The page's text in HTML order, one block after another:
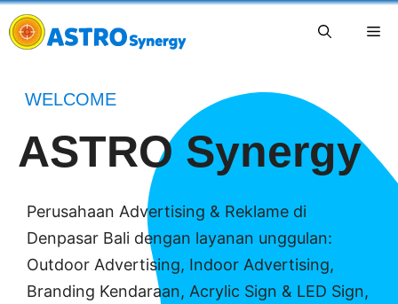
WELCOME
ASTRO Synergy
Perusahaan Advertising & Reklame di
Denpasar Bali dengan layanan unggulan:
Outdoor Advertising, Indoor Advertising,
Branding Kendaraan, Acrylic Sign & LED Sign,